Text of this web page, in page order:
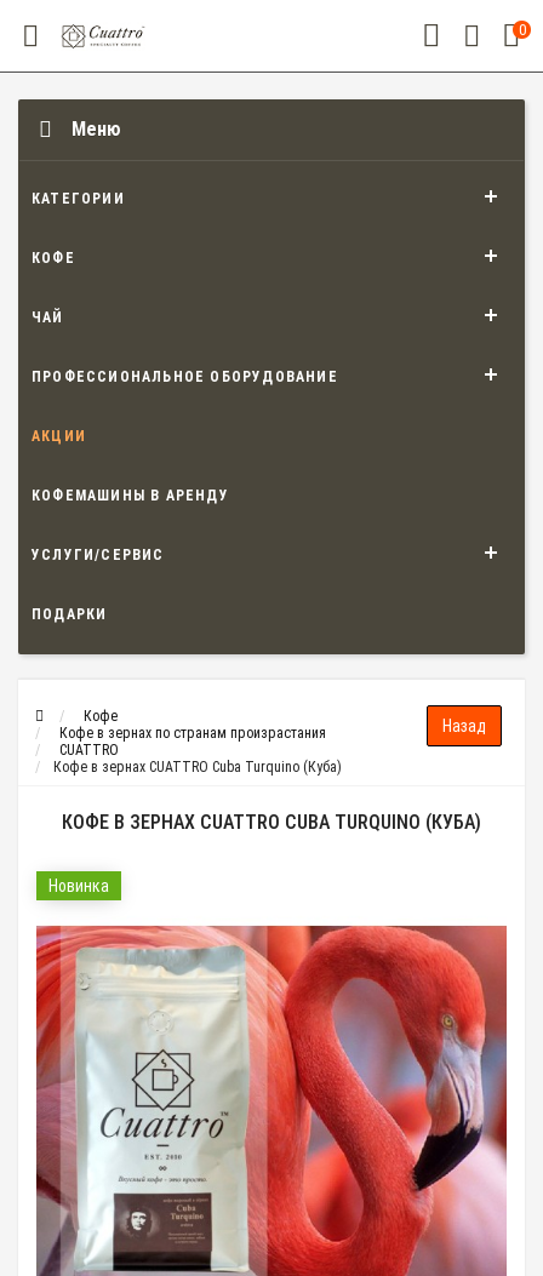
0
Меню
КАТЕГОРИИ
КОФЕ
ЧАЙ
ПРОФЕССИОНАЛЬНОЕ ОБОРУДОВАНИЕ
АКЦИИ
КОФЕМАШИНЫ В АРЕНДУ
УСЛУГИ/СЕРВИС
ПОДАРКИ
Кофе
Кофе в зернах по странам произрастания
CUATTRO
Кофе в зернах CUATTRO Cuba Turquino (Куба)
КОФЕ В ЗЕРНАХ CUATTRO CUBA TURQUINO (КУБА)
Новинка